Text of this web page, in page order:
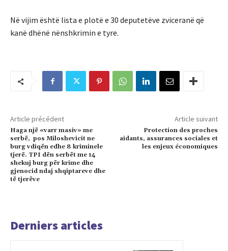
Në vijim është lista e plotë e 30 deputetëve zviceranë që
kanë dhënë nënshkrimin e tyre.
Article précédent
Haga një «varr masiv» me
serbë, pos Miloshevicit ne
burg vdiqën edhe 8 kriminele
tjerë. TPI dën serbët me 14
shekuj burg për krime dhe
gjenocid ndaj shqiptareve dhe
të tjerëve
Article suivant
Protection des proches
aidants, assurances sociales et
les enjeux économiques
Derniers articles